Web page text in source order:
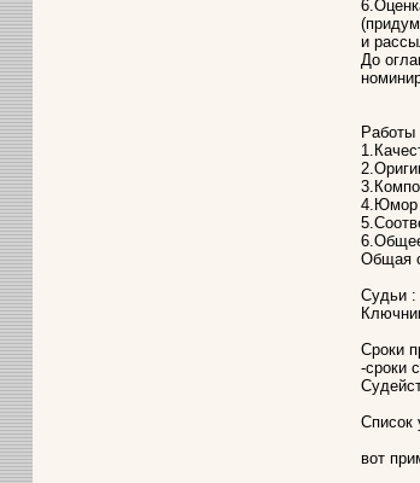
и
До
4.Юмор
Общая
Судьи :
Сроки
-сроки
Список
вот